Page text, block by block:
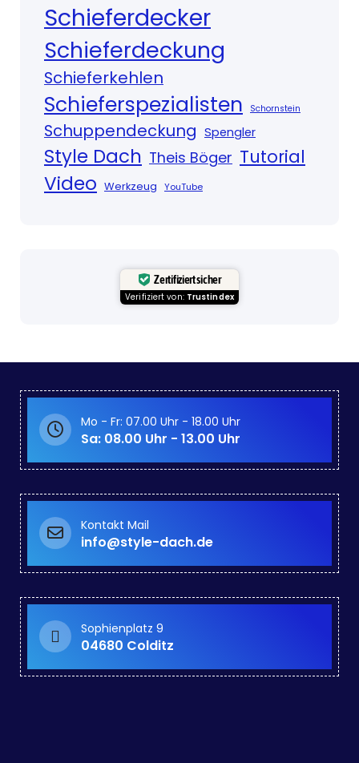
Schieferdecker
Schieferdeckung
Schieferkehlen
Schieferspezialisten Schornstein
Schuppendeckung Spengler
Style Dach Theis Böger Tutorial
Video Werkzeug YouTube
Zertifiziert sicher
Verifiziert von: Trustindex
Mo - Fr: 07.00 Uhr - 18.00 Uhr
Sa: 08.00 Uhr - 13.00 Uhr
Kontakt Mail
info@style-dach.de
Sophienplatz 9
04680 Colditz